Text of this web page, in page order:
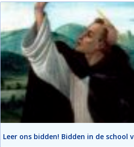
Leer ons bidden! Bidden in de school